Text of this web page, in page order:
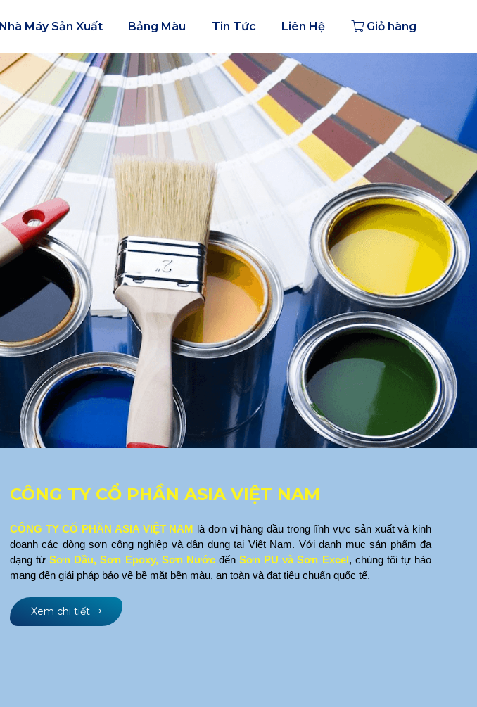
Nhà Máy Sản Xuất Bảng Màu Tin Tức Liên Hệ Giỏ hàng
CÔNG TY CỔ PHẦN ASIA VIỆT NAM
CÔNG TY CỔ PHẦN ASIA VIỆT NAM
là đơn vị hàng đầu trong lĩnh vực sản xuất và kinh
doanh các dòng sơn công nghiệp và dân dụng tại Việt Nam. Với danh mục sản phẩm đa
dạng từ Sơn Dầu, Sơn Epoxy, Sơn Nước đến Sơn PU và Sơn Excel , chúng tôi tự hào
mang đến giải pháp bảo vệ bề mặt bền màu, an toàn và đạt tiêu chuẩn quốc tế.
Xem chi tiết